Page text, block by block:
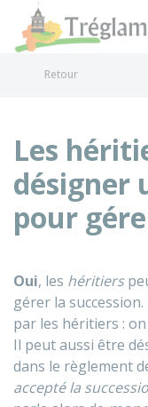
Retour
Les
désigner
pour
Oui, les héritiers
gérer la
par les héritiers :
Il peut aussi être
dans le règlement
accepté la